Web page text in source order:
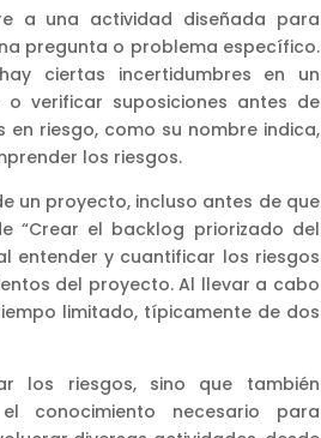
a una actividad diseñada para
pregunta o problema específico.
ciertas incertidumbres en un
verificar suposiciones antes de
en riesgo, como su nombre indica,
los riesgos.
un proyecto, incluso antes de que
“Crear el backlog priorizado del
entender y cuantificar los riesgos
del proyecto. Al llevar a cabo
limitado, típicamente de dos
los riesgos, sino que también
conocimiento necesario para